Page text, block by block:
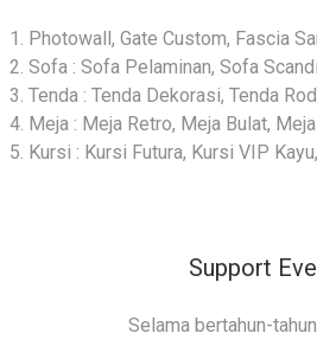
Photowall, Gate Custom, Fascia
Sofa : Sofa Pelaminan, Sofa
Tenda : Tenda Dekorasi, Tenda
Meja : Meja Retro, Meja Bulat,
Kursi : Kursi Futura, Kursi VIP
Support
Selama bertahun-